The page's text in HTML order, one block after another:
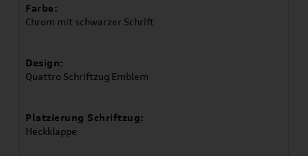
Farbe:
Chrom mit schwarzer Schrift
Design:
Quattro Schriftzug Emblem
Platzierung Schriftzug:
Heckklappe